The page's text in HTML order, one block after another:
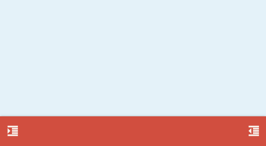
format_indent_increase format_indent_decrease